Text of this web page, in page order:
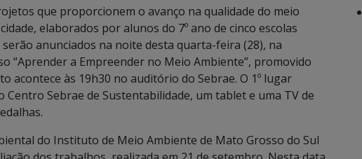
que proporcionem o avanço na qualidade do meio
elaborados por alunos do 7º ano de cinco escolas
anunciados na noite desta quarta-feira (28), na
“Aprender a Empreender no Meio Ambiente”, promovido
acontece às 19h30 no auditório do Sebrae. O 1º lugar
Sebrae de Sustentabilidade, um tablet e uma TV de
do Instituto de Meio Ambiente de Mato Grosso do Sul